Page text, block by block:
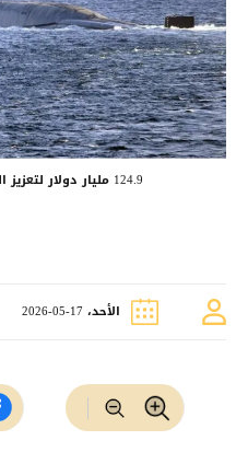
124.9 مليار دولار لتعزيز القوة البحرية النووية الأمريكية
الأحد، 17-05-2026